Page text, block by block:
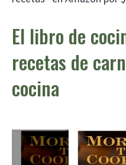
El libro de
recetas de
cocina